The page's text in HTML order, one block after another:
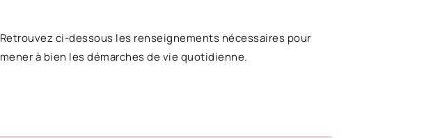
Retrouvez ci-dessous les renseignements nécessaires pour
mener à bien les démarches de vie quotidienne.